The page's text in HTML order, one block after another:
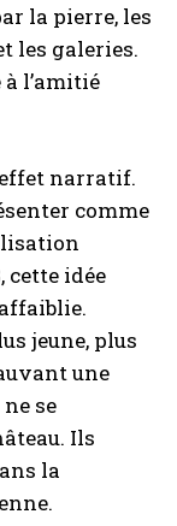
la pierre, les
les galeries.
l’amitié
narratif.
comme
cette idée
jeune, plus
une
se
Ils
la